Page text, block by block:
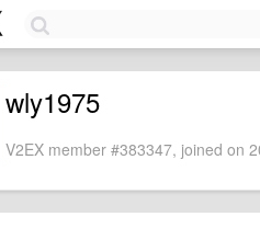
wly1975
V2EX member #383347, joined on